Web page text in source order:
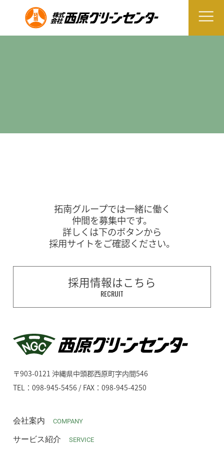
拓南グループでは一緒に働く
仲間を募集中です。
詳しくは下のボタンから
採用サイトをご確認ください。
採用情報はこちら
RECRUIT
〒903-0121 沖縄県中頭郡西原町字内間546
TEL：098-945-5456 / FAX：098-945-4250
会社案内 COMPANY
サービス紹介 SERVICE